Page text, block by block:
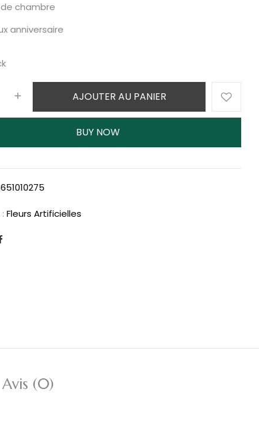
chambre
anniversaire
AJOUTER AU PANIER
BUY NOW
:Fleurs Artificielles
Avis (0)